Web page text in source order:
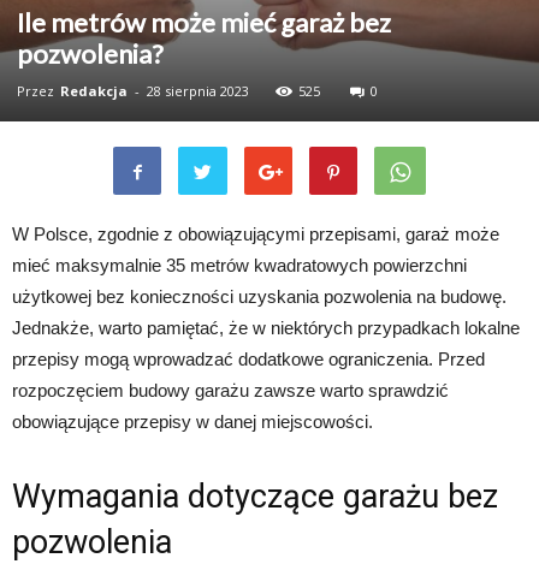
Ile metrów może mieć garaż bez
pozwolenia?
Przez Redakcja - 28 sierpnia 2023 525 0
W Polsce, zgodnie z obowiązującymi przepisami, garaż może
mieć maksymalnie 35 metrów kwadratowych powierzchni
użytkowej bez konieczności uzyskania pozwolenia na budowę.
Jednakże, warto pamiętać, że w niektórych przypadkach lokalne
przepisy mogą wprowadzać dodatkowe ograniczenia. Przed
rozpoczęciem budowy garażu zawsze warto sprawdzić
obowiązujące przepisy w danej miejscowości.
Wymagania dotyczące garażu bez
pozwolenia